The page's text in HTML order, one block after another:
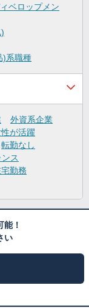
ベロップメン
)系職種
外資系企業
が活躍
転勤なし
ス
勤務
！
い